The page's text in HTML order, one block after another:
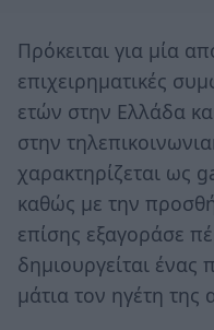
Πρόκειται για μία
επιχειρηματικές
ετών στην Ελλάδα
στην
χαρακτηρίζεται ως
καθώς με την
επίσης εξαγοράσε
δημιουργείται ένας
μάτια τον ηγέτη της